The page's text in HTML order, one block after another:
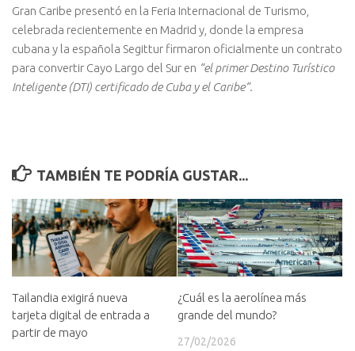
Gran Caribe presentó en la Feria Internacional de Turismo,
celebrada recientemente en Madrid y, donde la empresa
cubana y la española Segittur firmaron oficialmente un contrato
para convertir Cayo Largo del Sur en “el primer Destino Turístico
Inteligente (DTI) certificado de Cuba y el Caribe”.
TAMBIÉN TE PODRÍA GUSTAR...
Tailandia exigirá nueva
tarjeta digital de entrada a
partir de mayo
¿Cuál es la aerolínea más
grande del mundo?
27/02/2026